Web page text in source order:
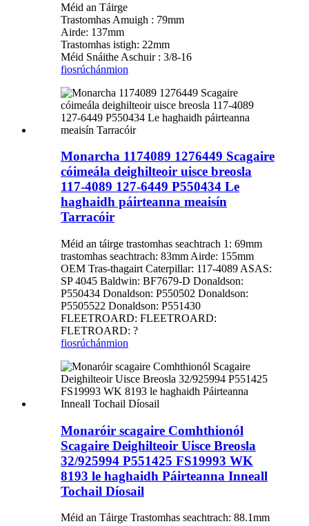
Méid an Táirge
Trastomhas Amuigh : 79mm
Airde: 137mm
Trastomhas istigh: 22mm
Méid Snáithe Aschuir : 3/8-16
fiosrúchánmion
Monarcha 1174089 1276449 Scagaire
cóimeála deighilteoir uisce breosla
117-4089 127-6449 P550434 Le
haghaidh páirteanna meaisín
Tarracóir
Méid an táirge trastomhas seachtrach 1: 69mm
trastomhas seachtrach: 83mm Airde: 155mm
OEM Tras-thagairt Caterpillar: 117-4089 ASAS:
SP 4045 Baldwin: BF7679-D Donaldson:
P550434 Donaldson: P550502 Donaldson:
P5505522 Donaldson: P551430
FLEETROARD: FLEETROARD:
FLETROARD: ?
fiosrúchánmion
Monaróir scagaire Comhthionól
Scagaire Deighilteoir Uisce Breosla
32/925994 P551425 FS19993 WK
8193 le haghaidh Páirteanna Inneall
Tochail Díosail
Méid an Táirge Trastomhas seachtrach: 88.1mm